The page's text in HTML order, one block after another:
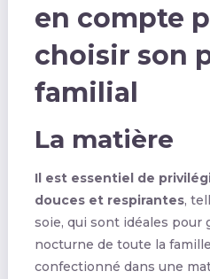
en compte
choisir son
familial
La matière
Il est essentiel de
douces et respirantes,
soie, qui sont idéales pour
nocturne de toute la
confectionné dans une